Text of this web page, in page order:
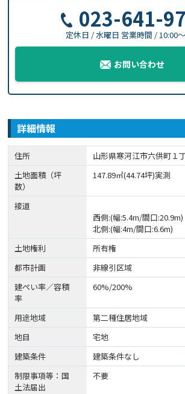
お問い合わせ
023-641-
定休日 / 水曜日 営業時間 / 10:00
詳細情報
住所
山形県寒河江市六供町１
土地面積（坪
数）
147.89㎡(44.74坪)実測
接道
西側:(幅:5.4m/間口:20.9m)
北側:(幅:4m/間口:6.6m)
土地権利
所有権
都市計画
非線引区域
建ぺい率／容積
率
60%/200%
用途地域
第二種住居地域
地目
宅地
建築条件
建築条件なし
制限事項等：国
土法届出
不要